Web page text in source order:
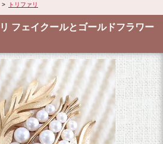
> トリファリ
フェイクールとゴールドフラワー